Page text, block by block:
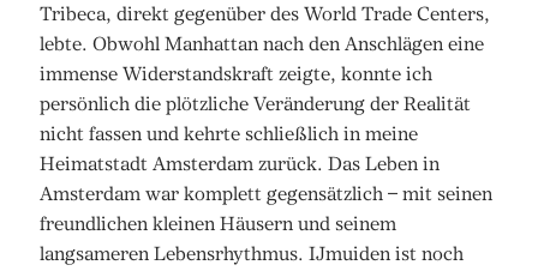
Tribeca, direkt gegenüber des World Trade Centers,
lebte. Obwohl Manhattan nach den Anschlägen eine
immense Widerstandskraft zeigte, konnte ich
persönlich die plötzliche Veränderung der Realität
nicht fassen und kehrte schließlich in meine
Heimatstadt Amsterdam zurück. Das Leben in
Amsterdam war komplett gegensätzlich – mit seinen
freundlichen kleinen Häusern und seinem
langsameren Lebensrhythmus. IJmuiden ist noch